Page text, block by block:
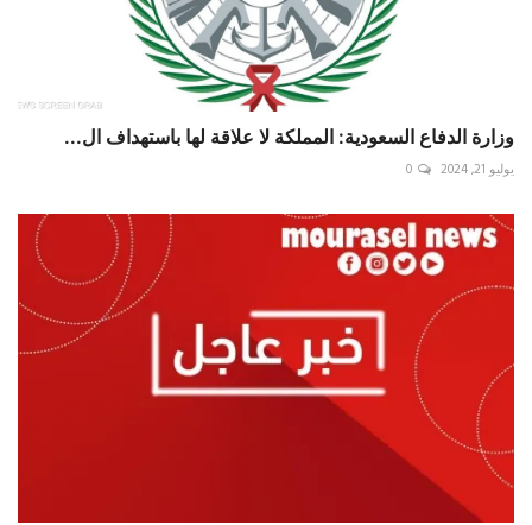
وزارة الدفاع السعودية: المملكة لا علاقة لها باستهداف ال...
يوليو 21, 2024 0